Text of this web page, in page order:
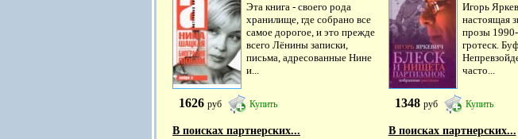
Эта книга - своего рода
хранилище, где собрано все
самое дорогое, и это прежде
всего Лёнины записки,
письма, адресованные Нине
и...
1626 руб Купить
Игорь
настоящая
прозы
гротеск.
часто...
1348 руб Купить
В поисках партнерских...
В поисках партнерских...